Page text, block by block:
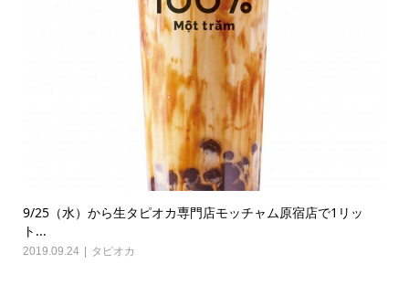
9/25（水）から生タピオカ専門店モッチャム原宿店で1リッ
ト...
2019.09.24 タピオカ